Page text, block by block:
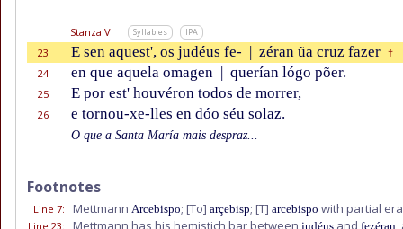
Stanza VI Syllables IPA
23 E sen aquest', os judéus fe- | zéran ũa cruz fazer †
24 en que aquela omagen | querían lógo põer.
25 E por est' houvéron todos de morrer,
26 e tornou-xe-lles en dóo séu solaz.
O que a Santa María mais despraz...
Footnotes
Line 7: Mettmann Arcebispo; [To] arçebisp; [T] arcebispo with partial
Line 23: Mettmann has his hemistich bar between judéus and fezéran,